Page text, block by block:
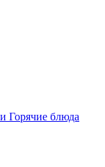
Горячие блюда